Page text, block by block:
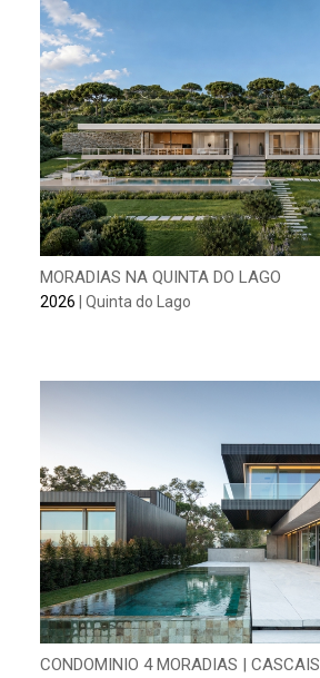
MORADIAS NA QUINTA DO LAGO
2026 | Quinta do Lago
CONDOMINIO 4 MORADIAS | CASCAIS